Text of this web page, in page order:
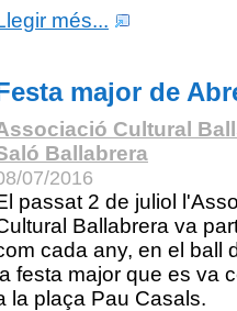
més...
major de
Cultural
Ballabrera
07/2016
passat 2 de juliol
Ballabrera va
cada any, en el ball
la festa major que es va
la plaça Pau Casals.